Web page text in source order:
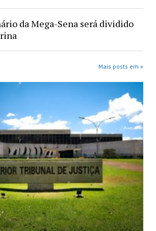
da Mega-Sena será dividido
Mais posts em »